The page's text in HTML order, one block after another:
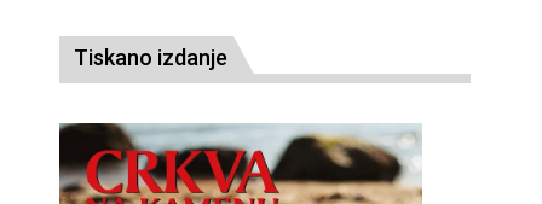
Tiskano izdanje